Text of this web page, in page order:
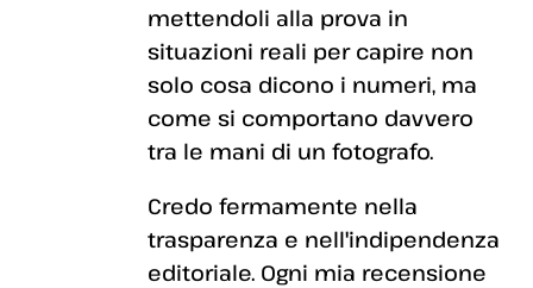
mettendoli alla prova in
situazioni reali per capire non
solo cosa dicono i numeri, ma
come si comportano davvero
tra le mani di un fotografo.
Credo fermamente nella
trasparenza e nell'indipendenza
editoriale. Ogni mia recensione